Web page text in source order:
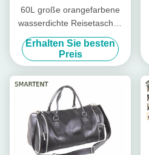
60L große orangefarbene
wasserdichte Reisetaschen
600D Sport Tasche
Erhalten Sie besten
Preis